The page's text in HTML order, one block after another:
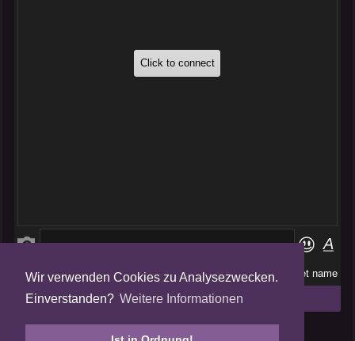
Wir verwenden Cookies zu Analysezwecken.
Einverstanden? Weitere Informationen
Folge uns auf
Tweets by AmalgamFansubs